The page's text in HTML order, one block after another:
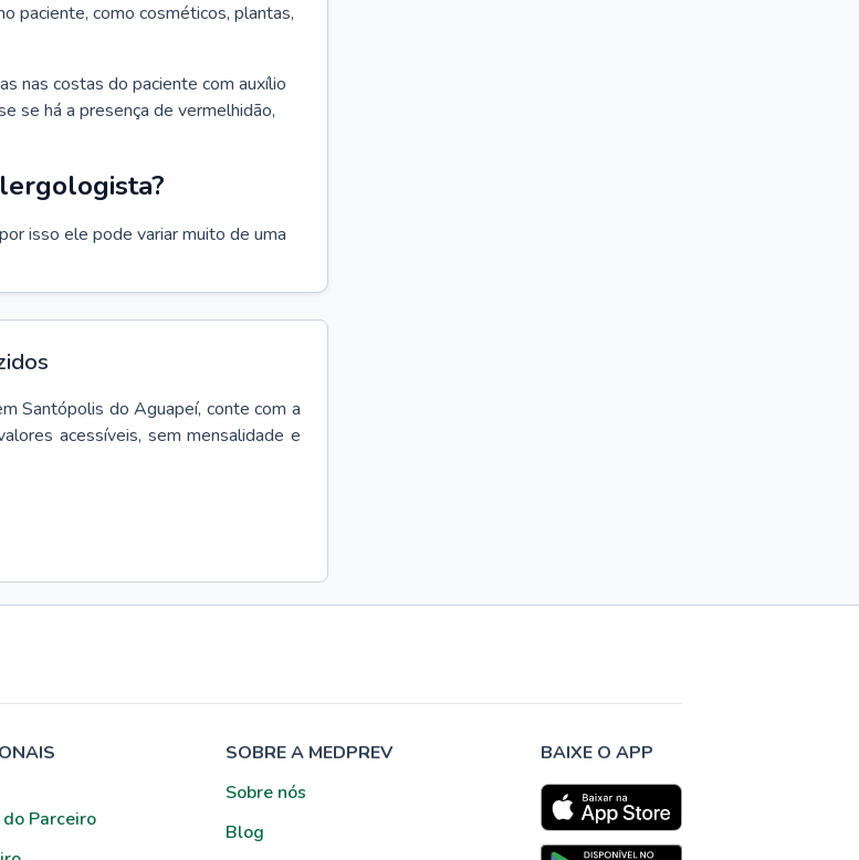
paciente, como cosméticos, plantas,
nas costas do paciente com auxílio
se há a presença de vermelhidão,
isso ele pode variar muito de uma
Santópolis do Aguapeí, conte com a
acessíveis, sem mensalidade e
Parceiro
SOBRE A MEDPREV
Sobre nós
Blog
BAIXE O APP